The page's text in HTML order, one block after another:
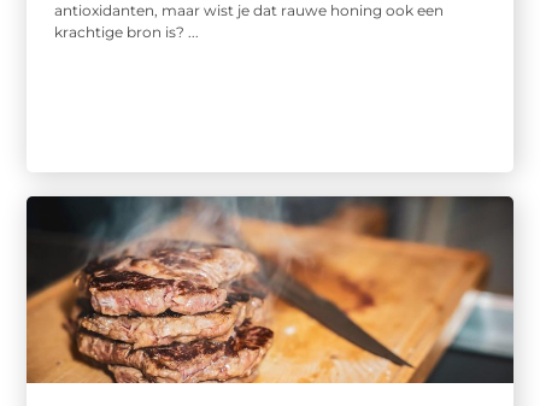
antioxidanten, maar wist je dat rauwe honing ook een
krachtige bron is? ...